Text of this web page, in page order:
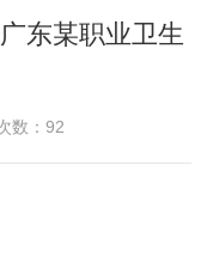
东某职业卫生
数：92